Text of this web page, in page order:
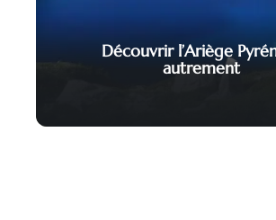
Découvrir l’Ariège
autrement